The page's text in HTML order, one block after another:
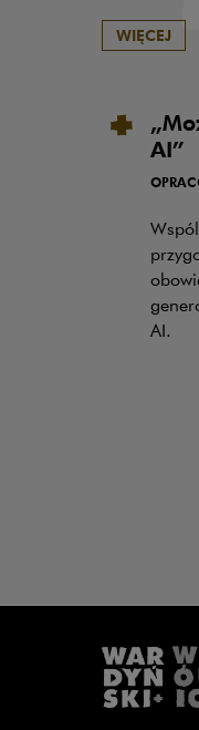
WIĘCEJ
AI”
AI.